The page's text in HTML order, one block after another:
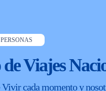
de Viajes
Vivir cada momento y